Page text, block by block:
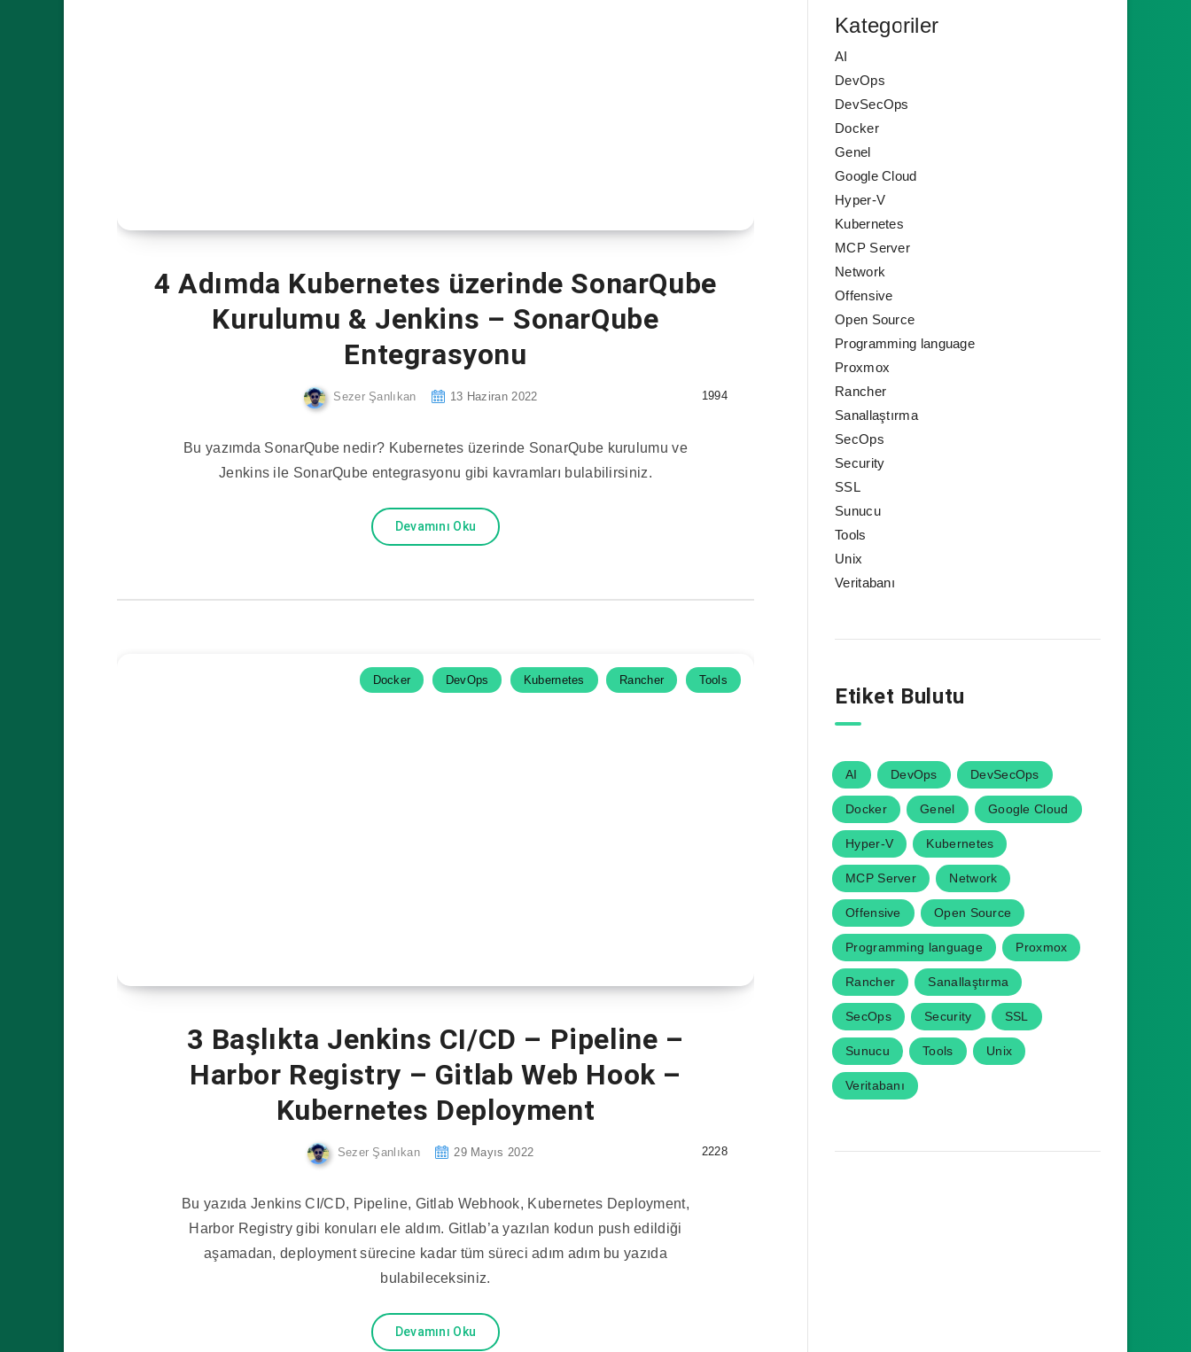
4 Adımda Kubernetes üzerinde SonarQube
Kurulumu & Jenkins – SonarQube
Entegrasyonu
Sezer Şanlıkan 13 Haziran 2022 1994
Bu yazımda SonarQube nedir? Kubernetes üzerinde SonarQube kurulumu ve
Jenkins ile SonarQube entegrasyonu gibi kavramları bulabilirsiniz.
Devamını Oku
Docker DevOps Kubernetes Rancher Tools
3 Başlıkta Jenkins CI/CD – Pipeline –
Harbor Registry – Gitlab Web Hook –
Kubernetes Deployment
Sezer Şanlıkan 29 Mayıs 2022 2228
Bu yazıda Jenkins CI/CD, Pipeline, Gitlab Webhook, Kubernetes Deployment,
Harbor Registry gibi konuları ele aldım. Gitlab’a yazılan kodun push edildiği
aşamadan, deployment sürecine kadar tüm süreci adım adım bu yazıda
bulabileceksiniz.
Devamını Oku
Kategoriler
AI
DevOps
DevSecOps
Docker
Genel
Google Cloud
Hyper-V
Kubernetes
MCP Server
Network
Offensive
Open Source
Programming language
Proxmox
Rancher
Sanallaştırma
SecOps
Security
SSL
Sunucu
Tools
Unix
Veritabanı
Etiket Bulutu
AI DevOps DevSecOps
Docker Genel Google Cloud
Hyper-V Kubernetes
MCP Server Network
Offensive Open Source
Programming language Proxmox
Rancher Sanallaştırma
SecOps Security SSL
Sunucu Tools Unix
Veritabanı